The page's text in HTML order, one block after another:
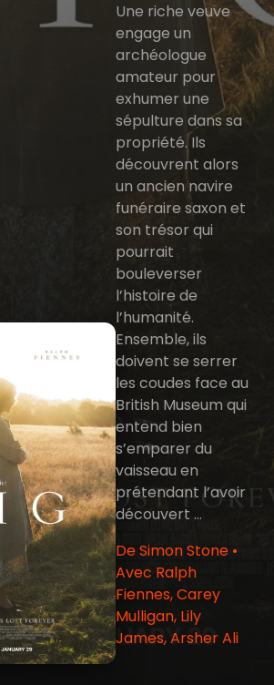
Une riche veuve
engage un
archéologue
amateur pour
exhumer une
sépulture dans sa
propriété. Ils
découvrent alors
un ancien navire
funéraire saxon et
son trésor qui
pourrait
bouleverser
l’histoire de
l’humanité.
Ensemble, ils
doivent se serrer
les coudes face au
British Museum qui
entend bien
s’emparer du
vaisseau en
prétendant l’avoir
découvert …
De Simon Stone •
Avec Ralph
Fiennes, Carey
Mulligan, Lily
James, Arsher Ali